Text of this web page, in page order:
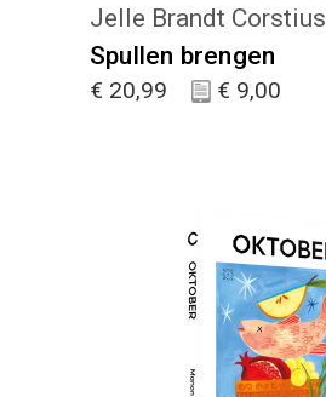
Jelle Brandt Corstius
Spullen brengen
€ 20,99 € 9,00
KIES :)